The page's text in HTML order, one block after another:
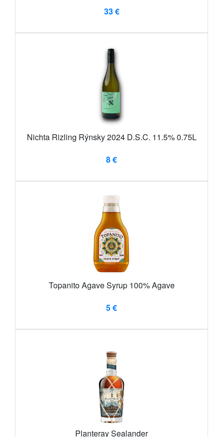
33 €
Nichta Rizling Rýnsky 2024 D.S.C. 11.5% 0.75L
8 €
Topanito Agave Syrup 100% Agave
5 €
Planteray Sealander